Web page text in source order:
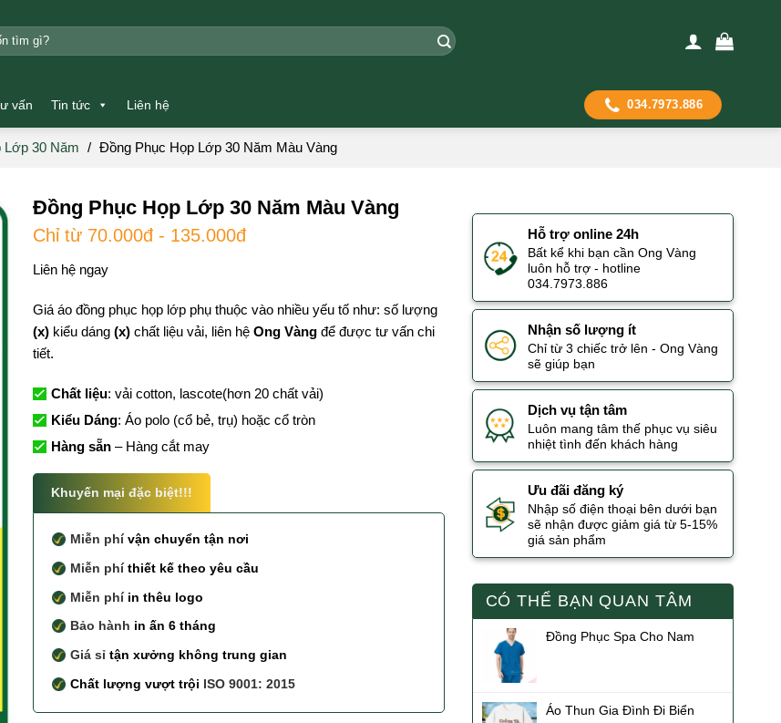
vấn Tin tức Liên hệ 034.7973.886
30 Năm / Đồng Phục Họp Lớp 30 Năm Màu Vàng
Đồng Phục Họp Lớp 30 Năm Màu Vàng
Chỉ từ 70.000đ - 135.000đ
Liên hệ ngay
Giá áo đồng phục họp lớp phụ thuộc vào nhiều yếu tố như: số lượng
(x) kiểu dáng(x)chất liệu vải, liên hệOng Vàng để được tư vấn chi
tiết.
Chất liệu: vải cotton, lascote(hơn 20 chất vải)
Kiểu Dáng: Áo polo (cổ bẻ, trụ) hoặc cổ tròn
Hàng sẵn – Hàng cắt may
Khuyến mại đặc biệt!!!
Miễn phívận chuyển tận nơi
Miễn phíthiết kế theo yêu cầu
Miễn phíin thêu logo
Bảo hành in ấn 6 tháng
Giá sỉ tận xưởng không trung gian
Chất lượng vượt trội ISO 9001: 2015
Hỗ trợ online 24h
Bất kể khi bạn cần Ong Vàng
luôn hỗ trợ - hotline
034.7973.886
Nhận số lượng ít
Chỉ từ 3 chiếc trở lên - Ong Vàng
sẽ giúp bạn
Dịch vụ tận tâm
Luôn mang tâm thế phục vụ siêu
nhiệt tình đến khách hàng
Ưu đãi đăng ký
Nhập số điện thoại bên dưới bạn
sẽ nhận được giảm giá từ 5-15%
giá sản phẩm
CÓ THỂ BẠN QUAN TÂM
Đồng Phục Spa Cho Nam
Áo Thun Gia Đình Đi Biển